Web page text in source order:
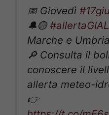
📅 Giovedì
🔔🟡
Marche e Umbria
🔎 Consulta il
conoscere il
allerta meteo-
👉